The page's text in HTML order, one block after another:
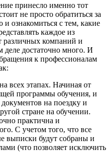
принесло именно тот
не просто обратиться за
ознакомиться с тем, какие
каждое из
компаний и
деле достаточно много. И
к профессионалам
всех этапах. Начиная от
программы обучения, и
на поездку и
стране на обучении.
практична и
С учетом того, что все
выписки будут собраны и
(что позволяет исключить